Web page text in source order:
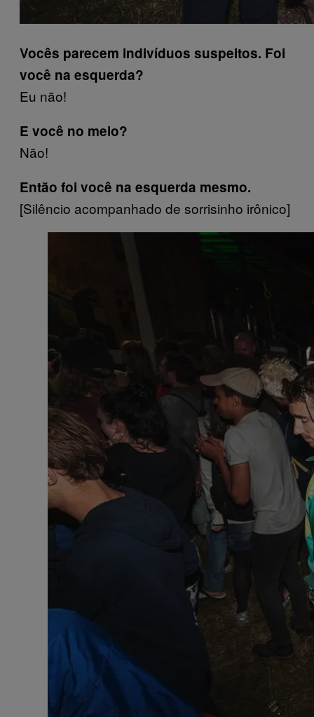
Vocês parecem indivíduos suspeitos. Foi
você na esquerda?
Eu não!
E você no meio?
Não!
Então foi você na esquerda mesmo.
[Silêncio acompanhado de sorrisinho irônico]